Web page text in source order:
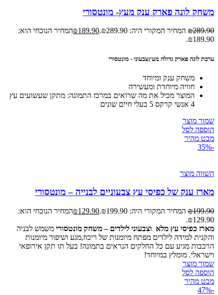
משחק לונה פארק ענק מעץ- מונטסורי
₪289.90 המחיר המקורי היה: ₪289.90. ₪189.90
המחיר הנוכחי הוא:
₪189.90.
ערכת לונה פארק גדולה מעץצבעוני - מונטסורי
משחק ענק ומיוחד
חוויה מיוחדת ומעשירה
המוצר מכיל את מה שרואים במרכז התמונה: מתקן שעשועים עץ
4 אנשי קרקס 5 בעלי חיים שונים
שמור מוצר
הוספה לסל
מבט מהיר
-35%
השווה מוצר
מארז ענק של כפיסי עץ צבעוניים לבנייה – מונטסורי
₪199.90 המחיר המקורי היה: ₪199.90. ₪129.90
המחיר הנוכחי הוא:
₪129.90.
מארז כפיסי עץ מלא וצבעוני לילדים– משחק מונטסורי משמש לבניה
והקנית למידה לילדים מפתח מיומנות של ריכוז,מגע ושיפור מיומנות
הרכבות מגיע עם כל החלקים הנראים בתמונה! בעל תו תקן אירופאי
וישראלי. מומלץ במיוחד!
שמור מוצר
הוספה לסל
מבט מהיר
-47%